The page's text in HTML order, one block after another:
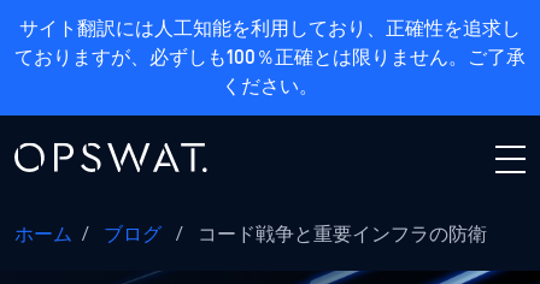
サイト翻訳には人工知能を利用しており、正確性を追求し
ておりますが、必ずしも100％正確とは限りません。ご了承
ください。
ホーム / ブログ / コード戦争と重要インフラの防衛